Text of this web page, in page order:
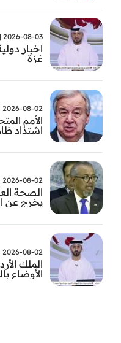
2026-08-03 | 02:12
أخبار
غزة
2026-08-02 | 12:22
الأمم
اشتداد
2026-08-02 | 12:21
الصحة
يخرج عن
2026-08-02 | 12:21
الملك
الأوضاع